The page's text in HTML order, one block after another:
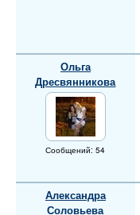
Ольга
Дресвянникова
Сообщений: 54
Александра
Соловьева